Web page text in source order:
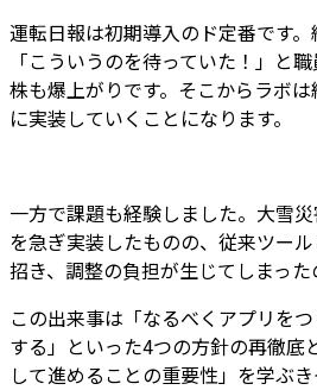
運転日報は初期導入のド定番です。
「こういうのを待っていた！」と
株も爆上がりです。そこからラボ
に実装していくことになります。
一方で課題も経験しました。大雪
を急ぎ実装したものの、従来ツー
招き、調整の負担が生じてしまった
この出来事は「なるべくアプリを
する」といった4つの方針の再徹底
して進めることの重要性」を学ぶき